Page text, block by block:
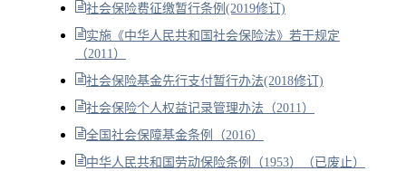
社会保险费征缴暂行条例(2019修订)
实施《中华人民共和国社会保险法》若干规定
（2011）
社会保险基金先行支付暂行办法(2018修订)
社会保险个人权益记录管理办法（2011）
全国社会保障基金条例（2016）
中华人民共和国劳动保险条例（1953）（已废止）